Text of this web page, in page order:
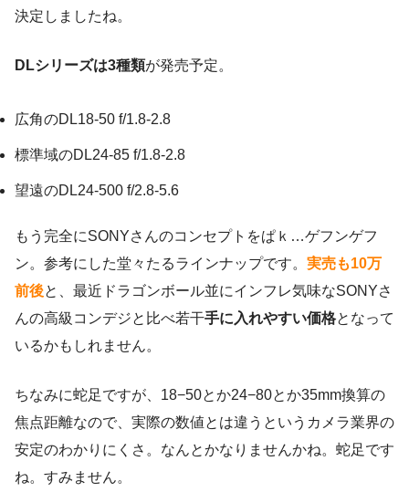
決定しましたね。
DLシリーズは3種類が発売予定。
広角のDL18-50 f/1.8-2.8
標準域のDL24-85 f/1.8-2.8
望遠のDL24-500 f/2.8-5.6
もう完全にSONYさんのコンセプトをぱｋ…ゲフンゲフ
ン。参考にした堂々たるラインナップです。 実売も10万
前後と、最近ドラゴンボール並にインフレ気味なSONYさ
んの高級コンデジと比べ若干手に入れやすい価格となって
いるかもしれません。
ちなみに蛇足ですが、18−50とか24−80とか35mm換算の
焦点距離なので、実際の数値とは違うというカメラ業界の
安定のわかりにくさ。なんとかなりませんかね。蛇足です
ね。すみません。